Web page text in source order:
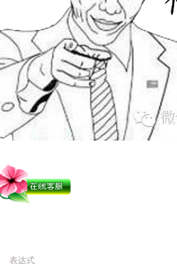
表达式